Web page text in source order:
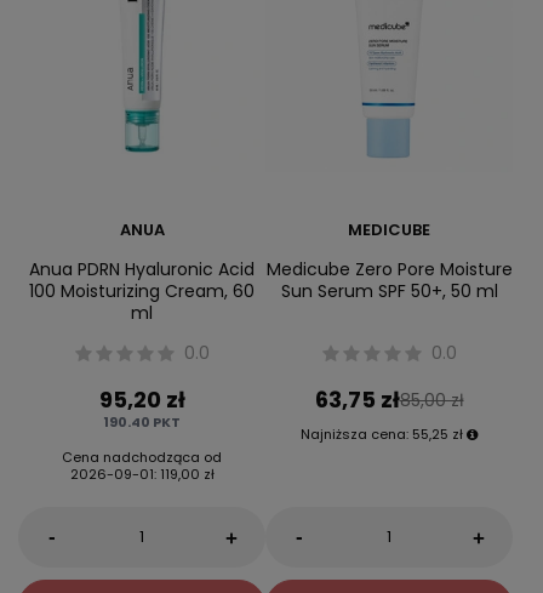
ANUA
Anua PDRN Hyaluronic Acid
100 Moisturizing Cream, 60
ml
0.0
95,20 zł
190.40 PKT
Cena nadchodząca od
2026-09-01: 119,00 zł
- +
MEDICUBE
Medicube Zero Pore Moisture
Sun Serum SPF 50+, 50 ml
0.0
63,75 zł85,00 zł
Najniższa cena: 55,25 zł
- +